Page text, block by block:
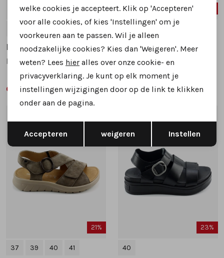
28%
Laura Vita
beclindao 70 sandalen bruin multi
64,99 89,95
Laura Vita
64,99 89,95
21%
37 39 40 41
23%
40
Terug Opslaan
welke cookies je accepteert. Klik op 'Accepteren'
voor alle cookies, of kies 'Instellingen' om je
voorkeuren aan te passen. Wil je alleen
noodzakelijke cookies? Kies dan 'Weigeren'. Meer
weten? Lees hier alles over onze cookie- en
privacyverklaring. Je kunt op elk moment je
instellingen wijzigingen door op de link te klikken
onder aan de pagina.
Accepteren weigeren Instellen